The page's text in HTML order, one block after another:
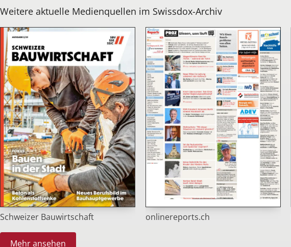
Weitere aktuelle Medienquellen im Swissdox-Archiv
Schweizer Bauwirtschaft onlinereports.ch
Mehr ansehen